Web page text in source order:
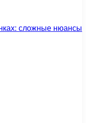
сложные нюансы